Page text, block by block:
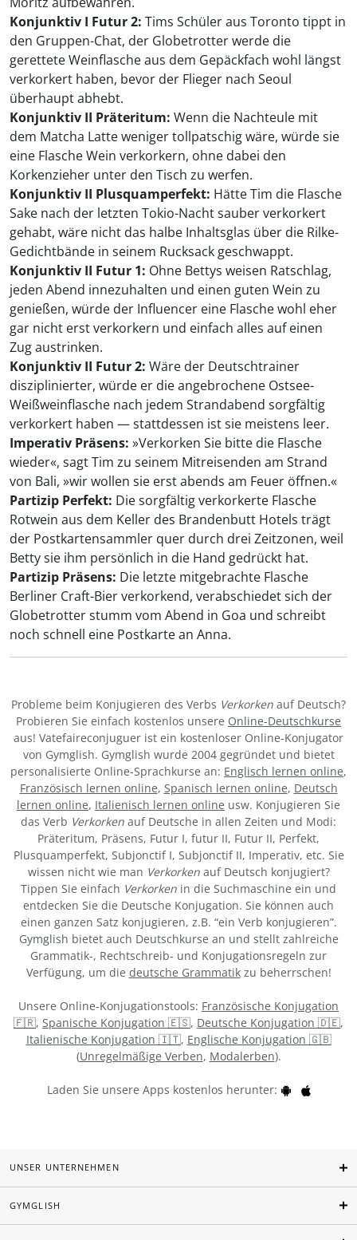
Konjunktiv I Futur 2: Tims Schüler aus Toronto tippt in
den Gruppen-Chat, der Globetrotter werde die
gerettete Weinflasche aus dem Gepäckfach wohl längst
verkorkert haben, bevor der Flieger nach Seoul
überhaupt abhebt.
Konjunktiv II Präteritum: Wenn die Nachteule mit
dem Matcha Latte weniger tollpatschig wäre, würde sie
eine Flasche Wein verkorkern, ohne dabei den
Korkenzieher unter den Tisch zu werfen.
Konjunktiv II Plusquamperfekt: Hätte Tim die Flasche
Sake nach der letzten Tokio-Nacht sauber verkorkert
gehabt, wäre nicht das halbe Inhaltsglas über die Rilke-
Gedichtbände in seinem Rucksack geschwappt.
Konjunktiv II Futur 1: Ohne Bettys weisen Ratschlag,
jeden Abend innezuhalten und einen guten Wein zu
genießen, würde der Influencer eine Flasche wohl eher
gar nicht erst verkorkern und einfach alles auf einen
Zug austrinken.
Konjunktiv II Futur 2: Wäre der Deutschtrainer
disziplinierter, würde er die angebrochene Ostsee-
Weißweinflasche nach jedem Strandabend sorgfältig
verkorkert haben — stattdessen ist sie meistens leer.
Imperativ Präsens: »Verkorken Sie bitte die Flasche
wieder«, sagt Tim zu seinem Mitreisenden am Strand
von Bali, »wir wollen sie erst abends am Feuer öffnen.«
Partizip Perfekt: Die sorgfältig verkorkerte Flasche
Rotwein aus dem Keller des Brandenbutt Hotels trägt
der Postkartensammler quer durch drei Zeitzonen, weil
Betty sie ihm persönlich in die Hand gedrückt hat.
Partizip Präsens: Die letzte mitgebrachte Flasche
Berliner Craft-Bier verkorkend, verabschiedet sich der
Globetrotter stumm vom Abend in Goa und schreibt
noch schnell eine Postkarte an Anna.
Probleme beim Konjugieren des Verbs Verkorken auf Deutsch?
Probieren Sie einfach kostenlos unsere Online-Deutschkurse
aus! Vatefaireconjuguer ist ein kostenloser Online-Konjugator
von Gymglish. Gymglish wurde 2004 gegründet und bietet
personalisierte Online-Sprachkurse an: Englisch lernen online,
Französisch lernen online, Spanisch lernen online, Deutsch
lernen online, Italienisch lernen online usw. Konjugieren Sie
das Verb Verkorken auf Deutsche in allen Zeiten und Modi:
Präteritum, Präsens, Futur I, futur II, Futur II, Perfekt,
Plusquamperfekt, Subjonctif I, Subjonctif II, Imperativ, etc. Sie
wissen nicht wie man Verkorkenauf Deutsch konjugiert?
Tippen Sie einfach Verkorken in die Suchmaschine ein und
entdecken Sie die Deutsche Konjugation. Sie können auch
einen ganzen Satz konjugieren, z.B. “ein Verb konjugieren”.
Gymglish bietet auch Deutschkurse an und stellt zahlreiche
Grammatik-, Rechtschreib- und Konjugationsregeln zur
Verfügung, um die deutsche Grammatikzu beherrschen!
Unsere Online-Konjugationstools: Französische Konjugation
🇫🇷, Spanische Konjugation 🇪🇸, Deutsche Konjugation 🇩🇪,
Italienische Konjugation 🇮🇹, Englische Konjugation 🇬🇧
(Unregelmäßige Verben, Modalerben).
Laden Sie unsere Apps kostenlos herunter:
UNSER UNTERNEHMEN
GYMGLISH